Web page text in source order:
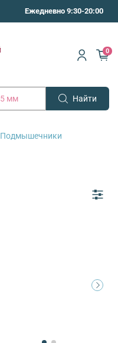
Ежедневно 9:30-20:00
Найти
0
Подмышечники